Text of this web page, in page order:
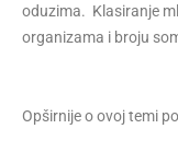
oduzima. Klasiranje
organizama i broju
Opširnije o ovoj temi